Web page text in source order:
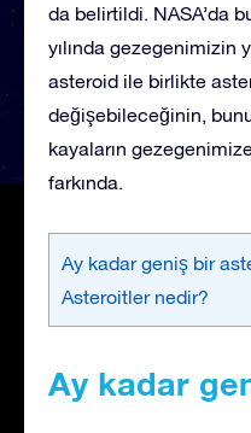
da belirtildi. NASA’da
yılında gezegenimizin
asteroid ile birlikte
değişebileceğinin,
kayaların
farkında.
Ay kadar geniş bir
Asteroitler nedir?
Ay kadar